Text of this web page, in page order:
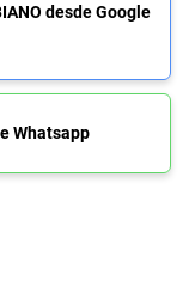
desde Google
Whatsapp